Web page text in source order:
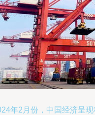
年2月份，中国经济呈